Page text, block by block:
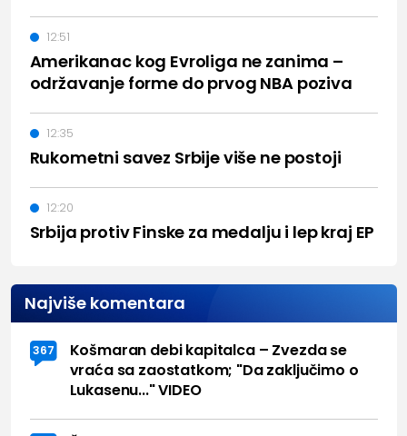
Amerikanac kog Evroliga ne zanima –
održavanje forme do prvog NBA poziva
12:51
Rukometni savez Srbije više ne postoji
12:35
Srbija protiv Finske za medalju i lep kraj EP
12:20
Najviše komentara
367
Košmaran debi kapitalca – Zvezda se
vraća sa zaostatkom; "Da zaključimo o
Lukasenu..." VIDEO